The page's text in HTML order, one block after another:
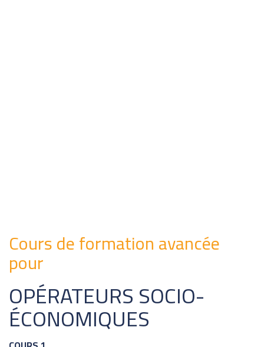
Cours de formation avancée
pour
OPÉRATEURS SOCIO-
ÉCONOMIQUES